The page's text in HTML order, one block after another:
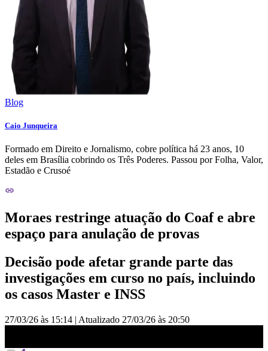
Blog
Caio Junqueira
Formado em Direito e Jornalismo, cobre política há 23 anos, 10
deles em Brasília cobrindo os Três Poderes. Passou por Folha, Valor,
Estadão e Crusoé
Moraes restringe atuação do Coaf e abre
espaço para anulação de provas
Decisão pode afetar grande parte das
investigações em curso no país, incluindo
os casos Master e INSS
27/03/26 às 15:14 | Atualizado 27/03/26 às 20:50